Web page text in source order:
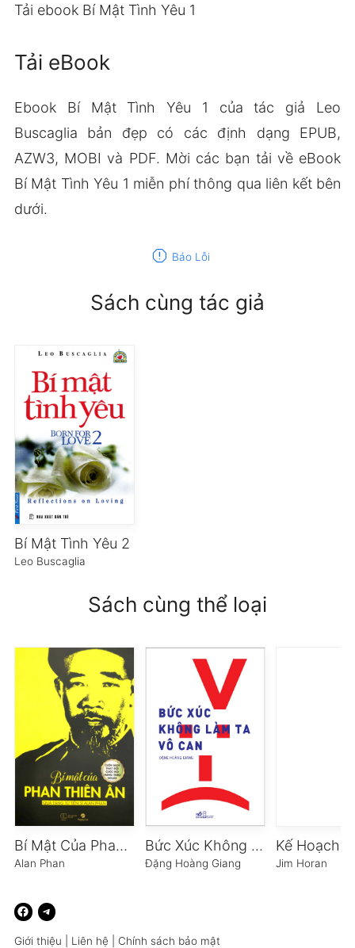
Tải ebook Bí Mật Tình Yêu 1
Tải eBook
Ebook Bí Mật Tình Yêu 1 của tác giả Leo
Buscaglia bản đẹp có các định dạng EPUB,
AZW3, MOBI và PDF. Mời các bạn tải về eBook
Bí Mật Tình Yêu 1 miễn phí thông qua liên kết bên
dưới.
report Báo Lỗi
Sách cùng tác giả
Bí Mật Tình Yêu 2
Leo Buscaglia
Sách cùng thể loại
Bí Mật Của Phan Thiên Ân
Alan Phan
Bức Xúc Không Làm Ta Vô Can
Đặng Hoàng Giang Jim Horan
Giới thiệu Liên hệ Chính sách bảo mật